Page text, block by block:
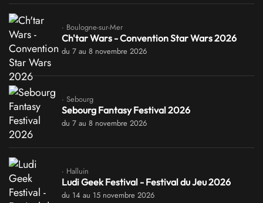
· Boulogne-sur-Mer
Ch'tar Wars - Convention Star Wars 2026
du 7 au 8 novembre 2026
· Sebourg
Sebourg Fantasy Festival 2026
du 7 au 8 novembre 2026
· Halluin
Ludi Geek Festival - Festival du Jeu 2026
du 14 au 15 novembre 2026